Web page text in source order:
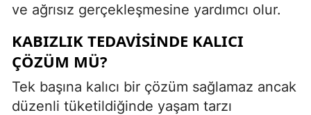
ve ağrısız gerçekleşmesine yardımcı olur.
KABIZLIK TEDAVISINDE KALICI
ÇÖZÜM MÜ?
Tek başına kalıcı bir çözüm sağlamaz ancak
düzenli tüketildiğinde yaşam tarzı